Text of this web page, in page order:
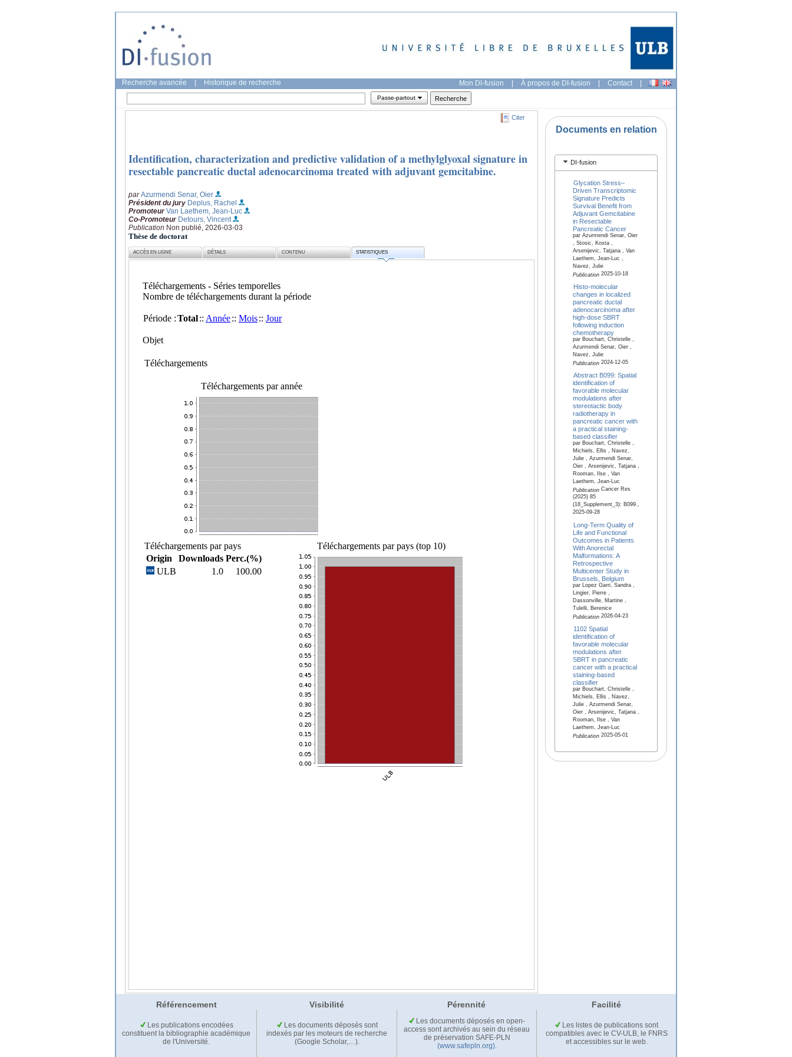
Recherche avancée Historique de recherche Mon DI-fusion | À propos de DI-fusion | Contact |
Passe-partout
Citer
Identification, characterization and predictive validation of a methylglyoxal signature in
resectable pancreatic ductal adenocarcinoma treated with adjuvant gemcitabine.
parAzurmendi Senar, Oier
Président du jury Deplus, Rachel
Promoteur Van Laethem, Jean-Luc
Co-Promoteur Detours, Vincent
Publication Non publié, 2026-03-03
Thèse de doctorat
ACCÈS EN LIGNE DÉTAILS CONTENU STATISTIQUES
Documents en relation
DI-fusion
Glycation Stress–
Driven Transcriptomic
Signature Predicts
Survival Benefit from
Adjuvant Gemcitabine
in Resectable
Pancreatic Cancer
par Azurmendi Senar, Oier
, Stosic, Kosta ,
Arsenijevic, Tatjana , Van
Laethem, Jean-Luc ,
Navez, Julie
Publication2025-10-18
Histo-molecular
changes in localized
pancreatic ductal
adenocarcinoma after
high-dose SBRT
following induction
chemotherapy
par Bouchart, Christelle ,
Azurmendi Senar, Oier ,
Navez, Julie
Publication2024-12-05
Abstract B099: Spatial
identification of
favorable molecular
modulations after
stereotactic body
radiotherapy in
pancreatic cancer with
a practical staining-
based classifier
par Bouchart, Christelle ,
Michiels, Ellis , Navez,
Julie , Azurmendi Senar,
Oier , Arsenijevic, Tatjana ,
Rooman, Ilse , Van
Laethem, Jean-Luc
PublicationCancer Res
(2025) 85
(18_Supplement_3): B099.,
2025-09-28
Long-Term Quality of
Life and Functional
Outcomes in Patients
With Anorectal
Malformations: A
Retrospective
Multicenter Study in
Brussels, Belgium
par Lopez Garri, Sandra ,
Lingier, Pierre ,
Dassonville, Martine ,
Tulelli, Berenice
Publication2026-04-23
1102 Spatial
identification of
favorable molecular
modulations after
SBRT in pancreatic
cancer with a practical
staining-based
classifier
par Bouchart, Christelle ,
Michiels, Ellis , Navez,
Julie , Azurmendi Senar,
Oier , Arsenijevic, Tatjana ,
Rooman, Ilse , Van
Laethem, Jean-Luc
Publication2025-05-01
Référencement Visibilité Pérennité Facilité
Les publications encodées
constituent la bibliographie académique
de l'Université.
Les documents déposés sont
indexés par les moteurs de recherche
(Google Scholar,…).
Les documents déposés en open-
access sont archivés au sein du réseau
de préservation SAFE-PLN
(www.safepln.org).
Les listes de publications sont
compatibles avec le CV-ULB, le FNRS
et accessibles sur le web.